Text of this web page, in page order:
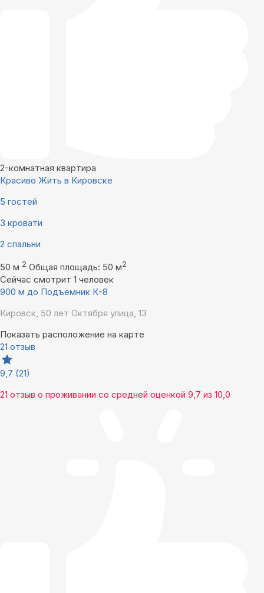
2-комнатная квартира
Красиво Жить в Кировске
5 гостей
3 кровати
2 спальни
50 м 2 Общая площадь: 50 м2
Сейчас смотрит 1 человек
900 м до Подъёмник К-8
Кировск, 50 лет Октября улица, 13
Показать расположение на карте
21 отзыв
9,7 (21)
21 отзыв о проживании со средней оценкой 9,7 из 10,0